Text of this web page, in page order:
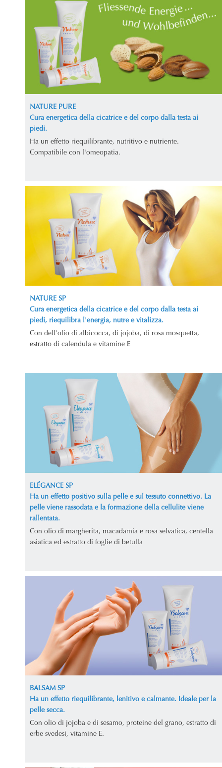
NATURE PURE
Cura energetica della cicatrice e del corpo dalla testa ai
piedi.
Ha un effetto riequilibrante, nutritivo e nutriente.
Compatibile con l'omeopatia.
NATURE SP
Cura energetica della cicatrice e del corpo dalla testa ai
piedi, riequilibra l'energia, nutre e vitalizza.
Con dell'olio di albicocca, di jojoba, di rosa mosquetta,
estratto di calendula e vitamine E
ELÉGANCE SP
Ha un effetto positivo sulla pelle e sul tessuto connettivo. La
pelle viene rassodata e la formazione della cellulite viene
rallentata.
Con olio di margherita, macadamia e rosa selvatica, centella
asiatica ed estratto di foglie di betulla
BALSAM SP
Ha un effetto riequilibrante, lenitivo e calmante. Ideale per la
pelle secca.
Con olio di jojoba e di sesamo, proteine del grano, estratto di
erbe svedesi, vitamine E.